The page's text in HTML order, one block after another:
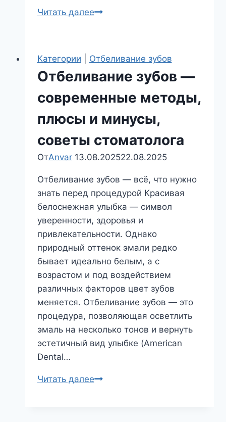
Читать далееОтбеливание
чем
разница
и
выбрать?
Категории Отбеливание зубов
Отбеливание зубов —
современные методы,
плюсы и минусы,
советы стоматолога
ОтAnvar 13.08.202522.08.2025
Отбеливание зубов — всё, что нужно
знать перед процедурой Красивая
белоснежная улыбка — символ
уверенности, здоровья и
привлекательности. Однако
природный оттенок эмали редко
бывает идеально белым, а с
возрастом и под воздействием
различных факторов цвет зубов
меняется. Отбеливание зубов — это
процедура, позволяющая осветлить
эмаль на несколько тонов и вернуть
эстетичный вид улыбке (American
Dental…
Читать далееОтбеливание